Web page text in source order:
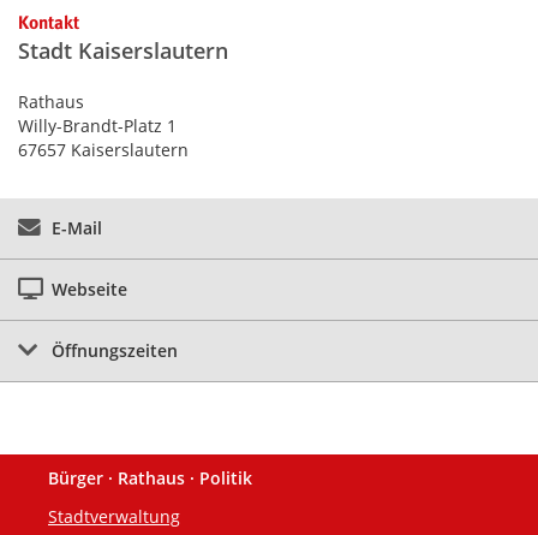
Kontaktinformationen und Weiterführendes
Kontakt
Stadt Kaiserslautern
Rathaus
Willy-Brandt-Platz 1
67657 Kaiserslautern
E-Mail
Webseite
Öffnungszeiten
Fußzeile
Bürger · Rathaus · Politik
Stadtverwaltung